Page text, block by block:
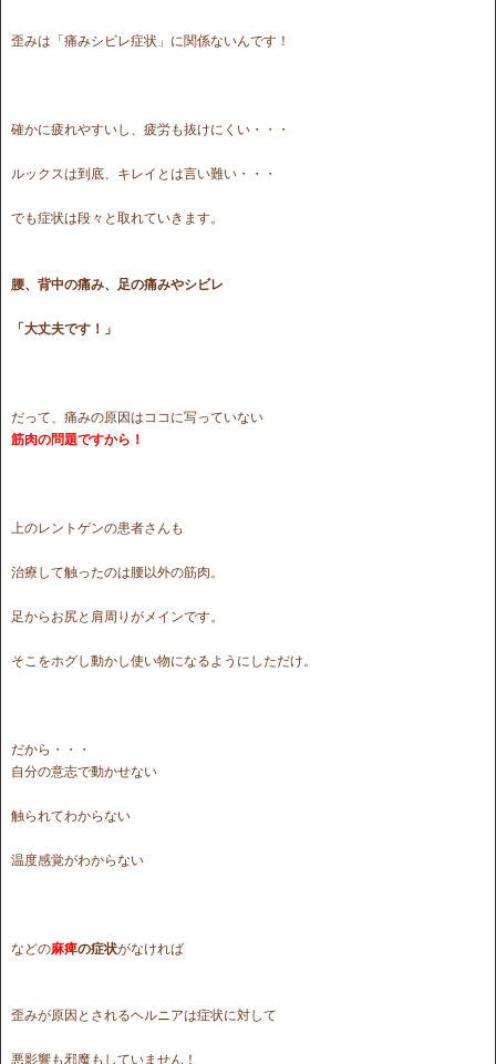
歪みは「痛みシビレ症状」に関係ないんです！
確かに疲れやすいし、疲労も抜けにくい・・・
ルックスは到底、キレイとは言い難い・・・
でも症状は段々と取れていきます。
腰、背中の痛み、足の痛みやシビレ
「大丈夫です！」
だって、痛みの原因はココに写っていない
筋肉の問題ですから！
上のレントゲンの患者さんも
治療して触ったのは腰以外の筋肉。
足からお尻と肩周りがメインです。
そこをホグし動かし使い物になるようにしただけ。
だから・・・
自分の意志で動かせない
触られてわからない
温度感覚がわからない
などの麻痺の症状がなければ
歪みが原因とされるヘルニアは症状に対して
悪影響も邪魔もしていません！